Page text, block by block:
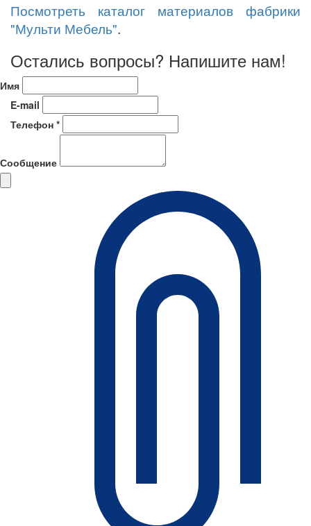
Посмотреть каталог материалов фабрики
"Мульти Мебель".
Остались вопросы? Напишите нам!
Имя
E-mail
Телефон *
Сообщение